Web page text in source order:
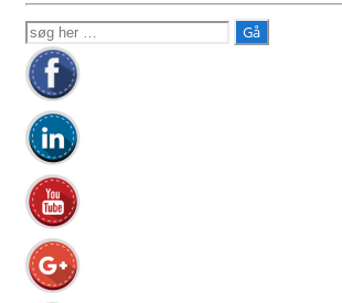
Søg
efter: